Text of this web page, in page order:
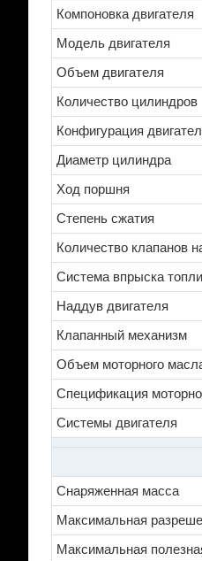
Компоновка двигателя
Модель двигателя
Объем двигателя
Количество цилиндров
Конфигурация
Диаметр цилиндра
Ход поршня
Степень сжатия
Количество клапанов
Система впрыска
Наддув двигателя
Клапанный механизм
Объем моторного
Спецификация
Системы двигателя
Снаряженная масса
Максимальная
Максимальная